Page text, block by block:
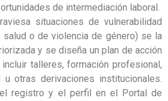
de intermediación laboral.
situaciones de vulnerabilidad
salud o de violencia de género) se la
y se diseña un plan de acción
talleres, formación profesional,
u otras derivaciones institucionales.
registro y el perfil en el Portal de